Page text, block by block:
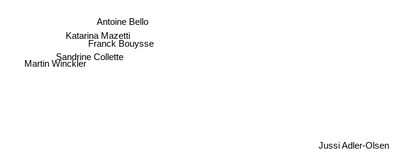
Martin Winckler
Sandrine Collette
Katarina Mazetti
Franck Bouysse
Antoine Bello
Jussi Adler-Olsen